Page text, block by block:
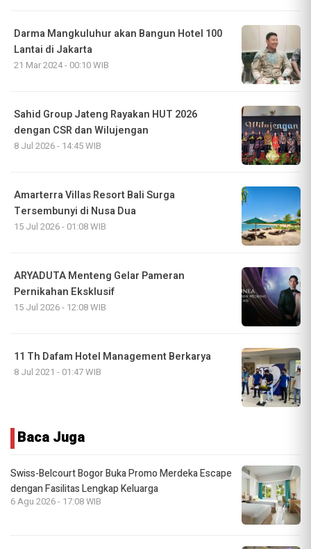
Darma Mangkuluhur akan Bangun Hotel 100
Lantai di Jakarta
21 Mar 2024 - 00:10 WIB
Sahid Group Jateng Rayakan HUT 2026
dengan CSR dan Wilujengan
8 Jul 2026 - 14:45 WIB
Amarterra Villas Resort Bali Surga
Tersembunyi di Nusa Dua
15 Jul 2026 - 01:08 WIB
ARYADUTA Menteng Gelar Pameran
Pernikahan Eksklusif
15 Jul 2026 - 12:08 WIB
11 Th Dafam Hotel Management Berkarya
8 Jul 2021 - 01:47 WIB
Baca Juga
Swiss-Belcourt Bogor Buka Promo Merdeka Escape
dengan Fasilitas Lengkap Keluarga
6 Agu 2026 - 17:08 WIB